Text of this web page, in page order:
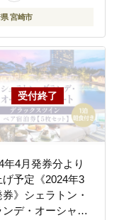
宮崎市
年4月発券分より
げ予定《2024年3
券》シェラトン・
ンデ・オーシャン